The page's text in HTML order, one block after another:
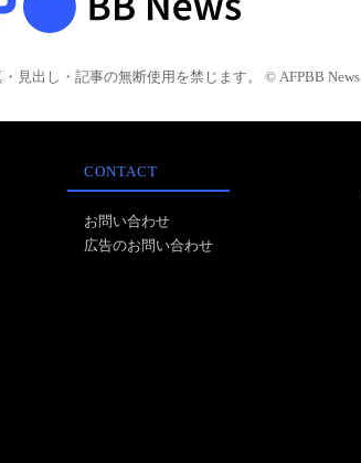
見出し・記事の無断使用を禁じます。 © AFPBB News
CONTACT
お問い合わせ
広告のお問い合わせ